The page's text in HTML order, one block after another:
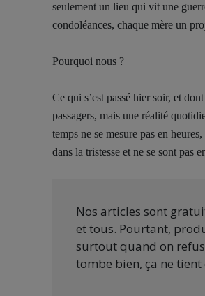
seulement un lieu qui vit une
condoléances, chaque mère un
Pourquoi nous ?
Ce qui s’est passé hier soir, et
passagers, mais une réalité
temps ne se mesure pas en
dans la tristesse et ne se sont pas
Nos articles sont
et tous. Pourtant,
surtout quand on
tombe bien, ça ne tient